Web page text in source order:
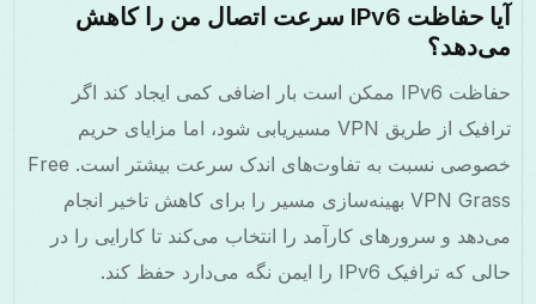
آیا حفاظت IPv6 سرعت اتصال من را کاهش
می‌دهد؟
حفاظت IPv6 ممکن است بار اضافی کمی ایجاد کند اگر
ترافیک از طریق VPN مسیریابی شود، اما مزایای حریم
خصوصی نسبت به تفاوت‌های اندک سرعت بیشتر است. Free
VPN Grass بهینه‌سازی مسیر را برای کاهش تاخیر انجام
می‌دهد و سرورهای کارآمد را انتخاب می‌کند تا کارایی را در
حالی که ترافیک IPv6 را ایمن نگه می‌دارد حفظ کند.